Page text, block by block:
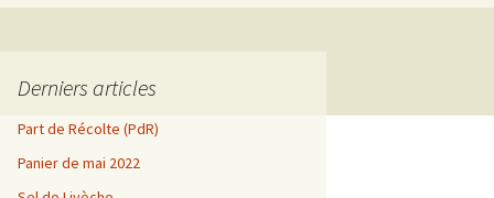
Les SaulxGood news
Derniers articles
Part de Récolte (PdR)
Panier de mai 2022